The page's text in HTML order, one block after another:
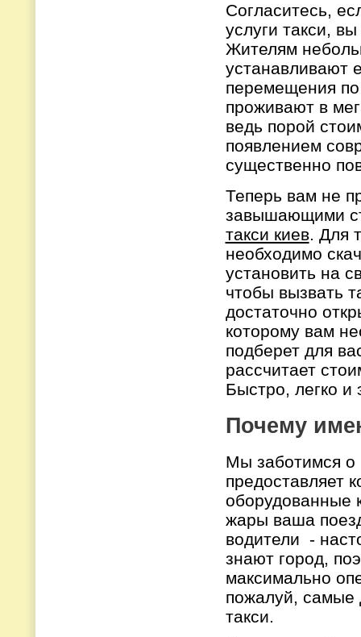
Согласитесь,
услуги такси,
Жителям
устанавливают
перемещения
проживают в
ведь порой
появлением
существенно
Теперь вам не
завышающими
такси киев. Для
необходимо
установить на
чтобы вызвать
достаточно
которому вам
подберет для
рассчитает
Быстро, легко
Почему
Мы заботимся о
предоставляет
оборудованные
жары ваша
водители -
знают город,
максимально
пожалуй, самые
такси.